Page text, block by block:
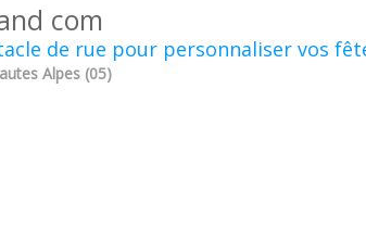
com
de rue pour personnaliser vos
Alpes (05)